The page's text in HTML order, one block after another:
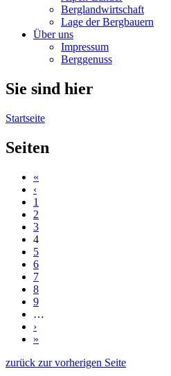
Berglandwirtschaft
Lage der Bergbauern
Über uns
Impressum
Berggenuss
Sie sind hier
Startseite
Seiten
«
‹
1
2
3
4
5
6
7
8
9
…
›
»
zurück zur vorherigen Seite